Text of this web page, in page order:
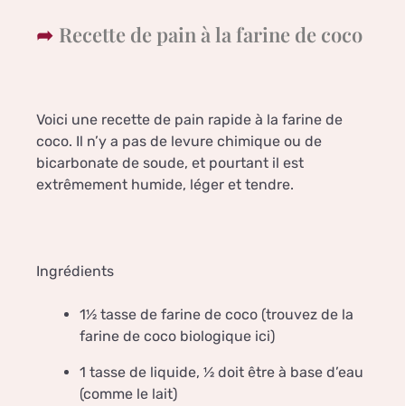
Recette de pain à la farine de coco
Voici une recette de pain rapide à la farine de
coco. Il n’y a pas de levure chimique ou de
bicarbonate de soude, et pourtant il est
extrêmement humide, léger et tendre.
Ingrédients
1½ tasse de farine de coco (trouvez de la
farine de coco biologique ici)
1 tasse de liquide, ½ doit être à base d’eau
(comme le lait)